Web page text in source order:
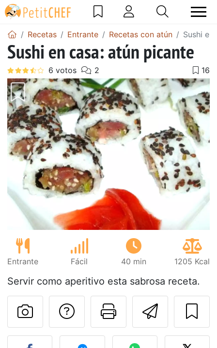
Recetas Entrante Recetas con atún Sushi
Sushi en casa: atún picante
Entrante Fácil 40 min 1205 Kcal
Servir como aperitivo esta sabrosa receta.
Imprimir
Preguntar al autor
Publicar la foto de esta